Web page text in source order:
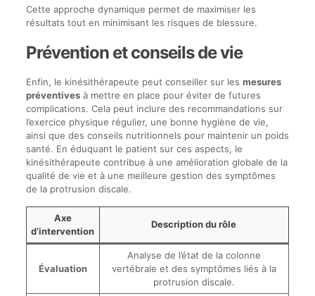
Cette approche dynamique permet de maximiser les
résultats tout en minimisant les risques de blessure.
Prévention et conseils de vie
Enfin, le kinésithérapeute peut conseiller sur les mesures
préventivesà mettre en place pour éviter de futures
complications. Cela peut inclure des recommandations sur
l’exercice physique régulier, une bonne hygiène de vie,
ainsi que des conseils nutritionnels pour maintenir un poids
santé. En éduquant le patient sur ces aspects, le
kinésithérapeute contribue à une amélioration globale de la
qualité de vie et à une meilleure gestion des symptômes
de la protrusion discale.
Axe
d’intervention
Description du rôle
Évaluation
Analyse de l’état de la colonne
vertébrale et des symptômes liés à la
protrusion discale.